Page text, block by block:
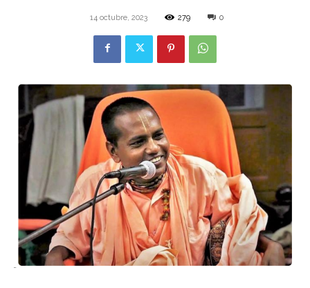
14 octubre, 2023 279 0